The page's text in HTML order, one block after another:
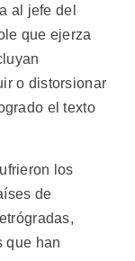
al jefe del
que ejerza
o distorsionar
el texto
los
de
que han